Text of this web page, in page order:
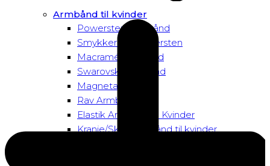
Armbånd til kvinder
Powersten Armbånd
Smykker med tigersten
Macramé Armbånd
Swarovski Armbånd
Magnetarmbånd
Rav Armbånd
Elastik Armbånd til Kvinder
Kranie/Skull Armbånd til kvinder